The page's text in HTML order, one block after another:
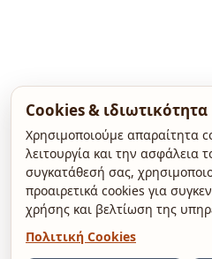
Cookies & ιδιωτικότητα
Χρησιμοποιούμε απαραίτητα
λειτουργία και την ασφάλεια
συγκατάθεσή σας,
προαιρετικά cookies για
χρήσης και βελτίωση της
Πολιτική Cookies